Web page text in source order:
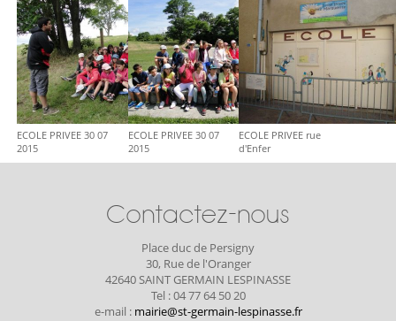
ECOLE PRIVEE 30 07
2015
ECOLE PRIVEE 30 07
2015
ECOLE PRIVEE rue
d'Enfer
Contactez-nous
Place duc de Persigny
30, Rue de l'Oranger
42640 SAINT GERMAIN LESPINASSE
Tel : 04 77 64 50 20
e-mail : mairie@st-germain-lespinasse.fr